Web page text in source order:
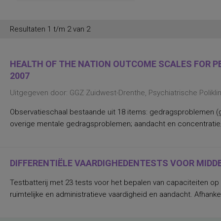
persoonlijkheidseigenschappen en
vaardigheden
posttraumatische stressstoornis
psychopathologie en
persoonlijkheidskenmerken
rekenen en wiskunde
sociaal-emotioneel functioneren en
spannings- en vermijdingsaspecten van
werkwoorden
symptomen van gedragsstoornissen
taal- en communicatieproblemen
taalvaardigheid, receptief
Resultaten 1 t/m 2 van 2
HEALTH OF THE NATION OUTCOME SCALES FOR
2007
Uitgegeven door: GGZ Zuidwest-Drenthe, Psychiatrische
Observatieschaal bestaande uit 18 items:
overige mentale gedragsproblemen; aandacht en
DIFFERENTIËLE VAARDIGHEDENTESTS VOOR
Testbatterij met 23 tests voor het bepalen van capaciteiten
ruimtelijke en administratieve vaardigheid en aandacht.